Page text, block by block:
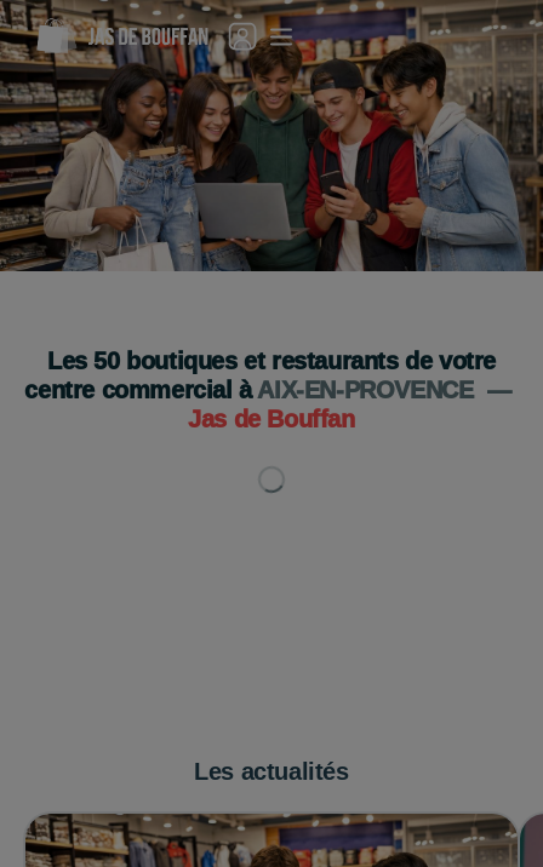
Je découvre
Les50boutiques et restaurants de votre
centre commercial àAIX-EN-PROVENCE —
Jas de Bouffan
Les actualités